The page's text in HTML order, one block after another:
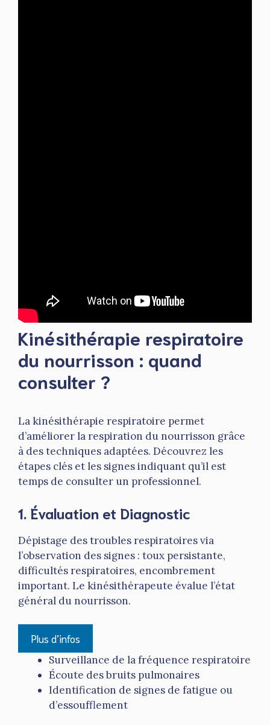
Kinésithérapie respiratoire
du nourrisson : quand
consulter ?
La kinésithérapie respiratoire permet
d’améliorer la respiration du nourrisson grâce
à des techniques adaptées. Découvrez les
étapes clés et les signes indiquant qu’il est
temps de consulter un professionnel.
1. Évaluation et Diagnostic
Dépistage des troubles respiratoires via
l’observation des signes : toux persistante,
difficultés respiratoires, encombrement
important. Le kinésithérapeute évalue l’état
général du nourrisson.
Plus d’infos
Surveillance de la fréquence respiratoire
Écoute des bruits pulmonaires
Identification de signes de fatigue ou
d’essoufflement